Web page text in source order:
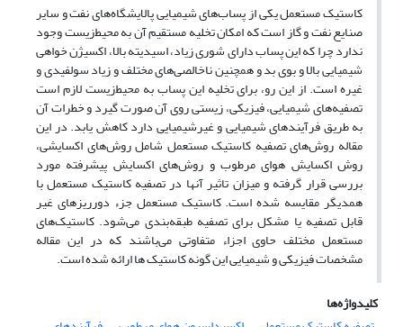
کاستیک مستعمل یکی از پساب‌های شیمیایی پالایشگاه‌های نفت و سایر
صنایع نفت و گاز است که امکان تخلیه مستقیم آن به محیط‌زیست وجود
ندارد چرا که این پساب دارای شوری زیاد، اسیدیته بالا، اکسیژن خواهی
شیمیایی بالا و بوی بد و همچنین ‌ناخالصی‌های مختلف و زیاد سولفیدی و
غیره است. از این رو، برای تخلیه این پساب به محیط‌زیست لازم است
تصفیه‌های شیمیایی، فیزیکی، زیستی روی آن صورت گیرد و خطرات آن
به طریق فرآیندهای شیمیایی و غیرشیمیایی دارد کاهش یابد. در این
مقاله ‌روش‌های تصفیه کاستیک مستعمل شامل ‌روش‌های اکسایشی،
روش اکسایش هوای مرطوب و ‌روش‌های اکسایش پیشرفته مورد
بررسی قرار گرفته و میزان تاثیر آنها در تصفیه کاستیک مستعمل با
همدیگر مقایسه شده است. کاستیک مستعمل جزء دورریزهای غیر
قابل تصفیه یا مشکل برای تصفیه طبقه‌بندی می‌شود. کاستیک‌های
مستعمل مختلف حاوی اجزاء متفاوتی می‌باشند که در این مقاله
مشخصات فیزیکی و شیمیایی این گونه کاستیک ها ارائه شده است.
کلیدواژه‌ها